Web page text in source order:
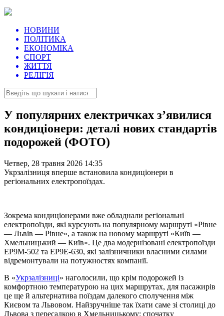
НОВИНИ
ПОЛІТИКА
ЕКОНОМІКА
СПОРТ
ЖИТТЯ
РЕЛІГІЯ
У популярних електричках з’явилися
кондиціонери: деталі нових стандартів
подорожей (ФОТО)
Четвер, 28 травня 2026 14:35
Укрзалізниця вперше встановила кондиціонери в
регіональних електропоїздах.
Зокрема кондиціонерами вже обладнали регіональні
електропоїзди, які курсують на популярному маршруті «Рівне
— Львів — Рівне», а також на новому маршруті «Київ —
Хмельницький — Київ». Це два модернізовані електропоїзди
ЕР9М-502 та ЕР9Е-630, які залізничники власними силами
відремонтували на потужностях компанії.
В «Укрзалізниці» наголосили, що крім подорожей із
комфортною температурою на цих маршрутах, для пасажирів
це ще й альтернатива поїздам далекого сполучення між
Києвом та Львовом. Найзручніше так їхати саме зі столиці до
Львова з пересадкою в Хмельницькому: спочатку